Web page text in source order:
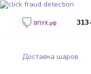
Доставка шаров